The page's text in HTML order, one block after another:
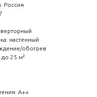
Россия
настенный
обогрев
25 м²
A++